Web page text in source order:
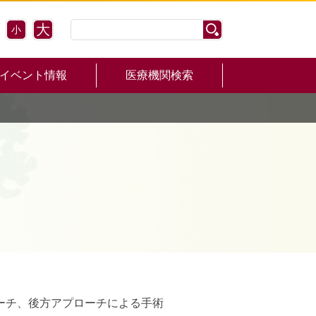
小 大
ベント情報 医療機関検索
チ、後方アプローチによる手術